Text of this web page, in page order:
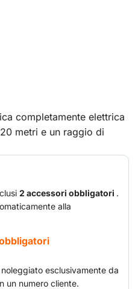
completamente elettrica
metri e un raggio di
di braccio JIB 3D che,
ha un raggio di azione
automatico della trazione
oscillante, questa
irregolari.
2 accessori obbligatori .
alla
esclusivamente da
un numero cliente.